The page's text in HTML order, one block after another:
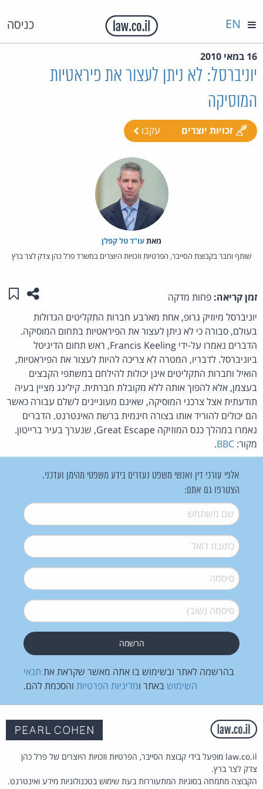
כניסה EN
16 במאי 2010
יוניברסל: לא ניתן לעצור את פיראטיות
המוסיקה
זכויות יוצרים עקבו
מאת‏עו"ד טל קפלן
שותף וחבר בקבוצת הסייבר, הפרטיות וזכויות היוצרים במשרד פרל כהן צדק לצר ברץ
זמן קריאה: פחות מדקה שתפו
יוניברסל מיוזיק גרופ, אחת מארבע חברות התקליטים הגדולות
בעולם, סבורה כי לא ניתן לעצור את הפיראטיות בתחום המוסיקה.
הדברים נאמרו על-ידי Francis Keeling, ראש תחום הדיגיטל
ביוניברסל. לדבריו, המטרה לא צריכה להיות לעצור את הפיראטיות,
הואיל וחברות התקליטים אינן יכולות להילחם במשתפי הקבצים
בעצמן, אלא להפוך אותה ללא מקובלת חברתית. קילינג מציין בעיה
תודעתית אצל צרכני המוסיקה, שאינם מעוניינים לשלם עבורה כאשר
הם יכולים להוריד אותו בצורה חינמית ברשת האינטרנט. הדברים
נאמרו במהלך כנס המוזיקה Great Escape, שנערך בעיר ברייטון.
מקור: BBC
.
אלפי עורכי דין ואנשי משפט נעזרים בידע משפטי מהימן ועדכני.
הצטרפו גם אתם:
שם משתמש*
דואל*
סיסמה*
סיסמה (שוב)*
בהרשמה לאתר ובשימוש בו אתה מאשר שקראת את תנאי
השימוש באתר ומדיניות הפרטיות והסכמת להם.
law.co.il מופעל בידי קבוצת הסייבר, הפרטיות וזכויות היוצרים של פרל כהן
צדק לצר ברץ.
הקבוצה מתמחה בסוגיות המתעוררות בעת שימוש בטכנולוגיות מידע ואינטרנט.